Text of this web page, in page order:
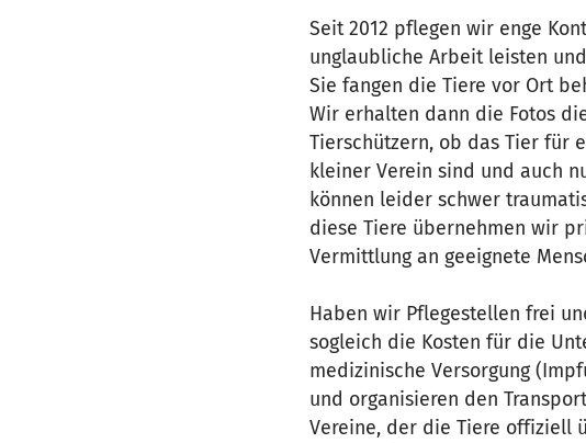
Seit 2012 pflegen wir enge
unglaubliche Arbeit leisten
Sie fangen die Tiere vor Ort
Wir erhalten dann die Fotos
Tierschützern, ob das Tier für
kleiner Verein sind und auch
können leider schwer
diese Tiere übernehmen wir
Vermittlung an geeignete
Haben wir Pflegestellen frei
sogleich die Kosten für die
medizinische Versorgung
und organisieren den
Vereine, der die Tiere offiziell